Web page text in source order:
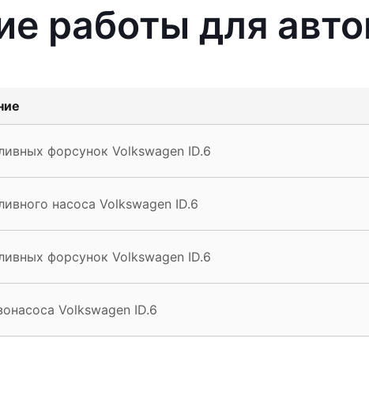
работы для
форсунок Volkswagen ID.6
насоса Volkswagen ID.6
форсунок Volkswagen ID.6
Volkswagen ID.6